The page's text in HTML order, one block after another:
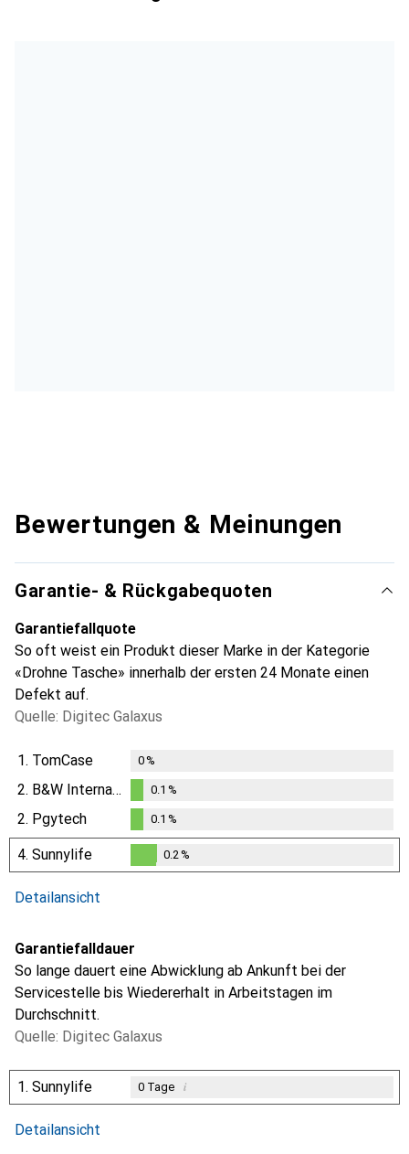
Bewertungen & Meinungen
Garantie- & Rückgabequoten
Garantiefallquote
So oft weist ein Produkt dieser Marke in der Kategorie
«Drohne Tasche» innerhalb der ersten 24 Monate einen
Defekt auf.
Quelle: Digitec Galaxus
1. TomCase 0%
2. B&W International
%
0.1 %
2. Pgytech
0.1%
0.1 %
4. Sunnylife
0.2%
0.2 %
Detailansicht
Garantiefalldauer
So lange dauert eine Abwicklung ab Ankunft bei der
Servicestelle bis Wiedererhalt in Arbeitstagen im
Durchschnitt.
Quelle: Digitec Galaxus
1. Sunnylife 0Tage i
iii
Detailansicht